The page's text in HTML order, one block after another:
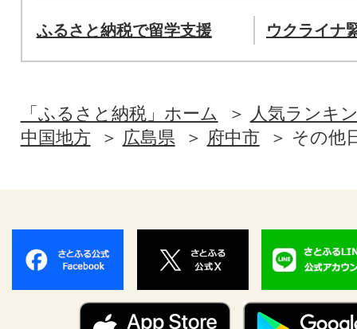
ふるさと納税で留学支援 ウクライナ
「ふるさと納税」ホーム
人気ランキ
中国地方
広島県 府中市 その他